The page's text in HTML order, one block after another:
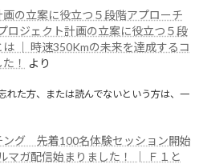
の立案に役立つ５段階アプローチ
ジェクト計画の立案に役立つ５段
は │ 時速350Kmの未来を達成するコ
！
より
れた方、または読んでないという方は、一
ング 先着100名体験セッション開始
マガ配信始まりました！ │ Ｆ１と